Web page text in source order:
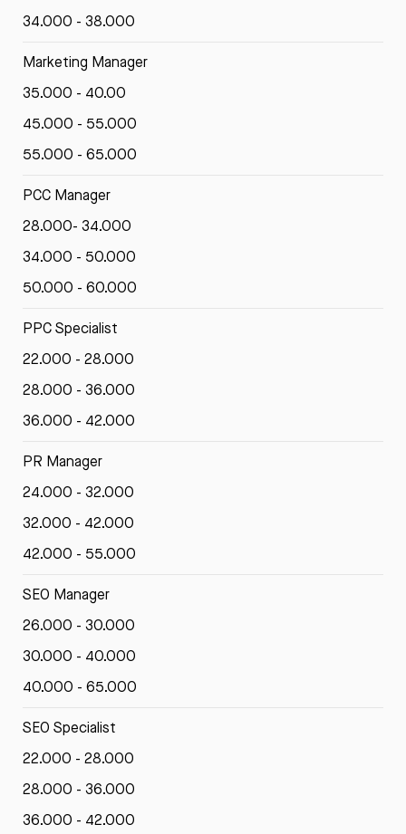
34.000 - 38.000
Marketing Manager
35.000 - 40.00
45.000 - 55.000
55.000 - 65.000
PCC Manager
28.000- 34.000
34.000 - 50.000
50.000 - 60.000
PPC Specialist
22.000 - 28.000
28.000 - 36.000
36.000 - 42.000
PR Manager
24.000 - 32.000
32.000 - 42.000
42.000 - 55.000
SEO Manager
26.000 - 30.000
30.000 - 40.000
40.000 - 65.000
SEO Specialist
22.000 - 28.000
28.000 - 36.000
36.000 - 42.000